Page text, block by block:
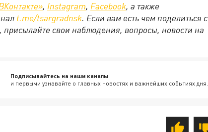
, Instagram, Facebook, а также
t.me/tsargradnsk. Если вам есть чем поделиться с
свои наблюдения, вопросы, новости на
Подписывайтесь на наши каналы
и первыми узнавайте о главных новостях и важнейших событиях дня.